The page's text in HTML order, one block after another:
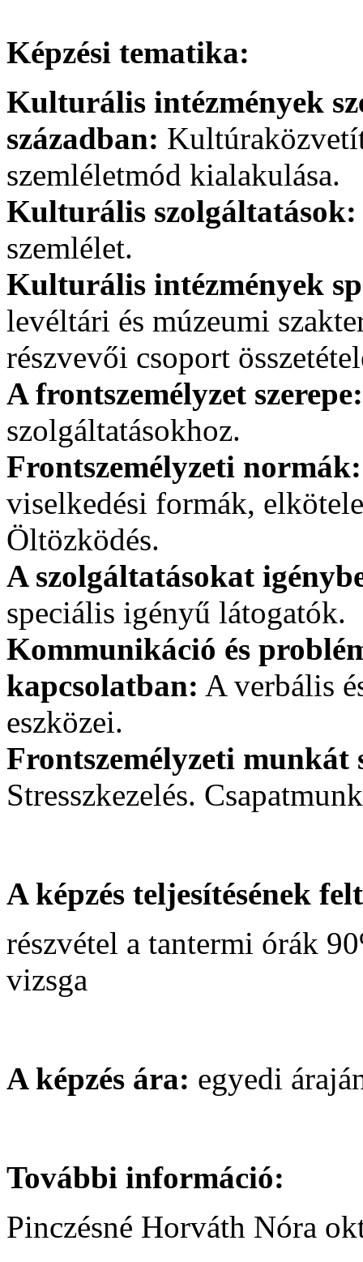
Képzési tematika:
Kulturális intézmények
században:
szemléletmód kialakulása.
Kulturális szolgáltatások:
szemlélet.
Kulturális intézmények
levéltári és múzeumi
részvevői csoport
A frontszemélyzet szerepe:
szolgáltatásokhoz.
Frontszemélyzeti normák:
viselkedési formák,
Öltözködés.
A szolgáltatásokat
speciális igényű látogatók.
Kommunikáció és
kapcsolatban: A verbális
eszközei.
Frontszemélyzeti munkát
Stresszkezelés.
A képzés teljesítésének
részvétel a tantermi órák
vizsga
A képzés ára: egyedi
További információ:
Pinczésné Horváth Nóra